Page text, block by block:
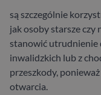
są szczególnie
jak osoby starsze czy
stanowić utrudnienie
inwalidzkich lub z
przeszkody,
otwarcia.